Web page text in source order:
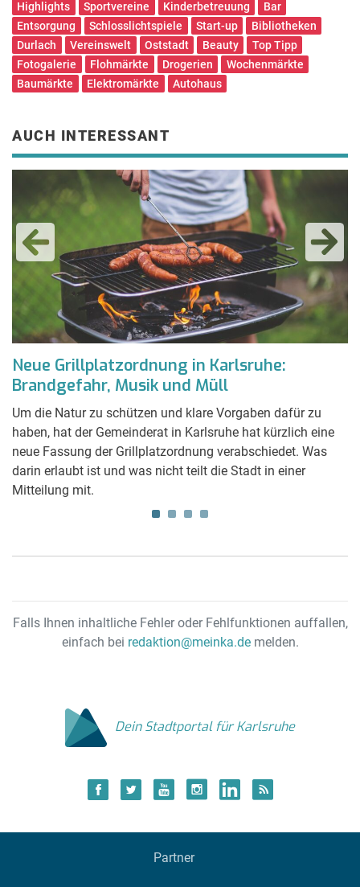
Highlights
Sportvereine Kinderbetreuung
Bar
Entsorgung
Schlosslichtspiele Start-up
Bibliotheken
Durlach
Vereinswelt Oststadt Beauty
Top Tipp
Fotogalerie
Flohmärkte Drogerien
Wochenmärkte
Baumärkte
Elektromärkte Autohaus
AUCH INTERESSANT
Neue Grillplatzordnung in Karlsruhe:
Brandgefahr, Musik und Müll
Um die Natur zu schützen und klare Vorgaben dafür zu
haben, hat der Gemeinderat in Karlsruhe hat kürzlich eine
neue Fassung der Grillplatzordnung verabschiedet. Was
darin erlaubt ist und was nicht teilt die Stadt in einer
Mitteilung mit.
Falls Ihnen inhaltliche Fehler oder Fehlfunktionen auffallen,
einfach bei redaktion@meinka.demelden.
Dein Stadtportal für Karlsruhe
Partner